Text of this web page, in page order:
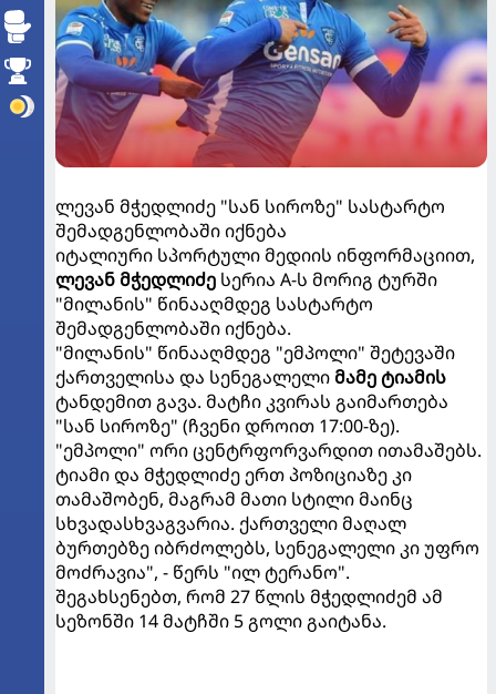
ლევან მჭედლიძე "სან სიროზე" სასტარტო
შემადგენლობაში იქნება
იტალიური სპორტული მედიის ინფორმაციით,
ლევან მჭედლიძე სერია A-ს მორიგ ტურში
"მილანის" წინააღმდეგ სასტარტო
შემადგენლობაში იქნება.
"მილანის" წინააღმდეგ "ემპოლი" შეტევაში
ქართველისა და სენეგალელიმამე ტიამის
ტანდემით გავა. მატჩი კვირას გაიმართება
"სან სიროზე" (ჩვენი დროით 17:00-ზე).
"ემპოლი" ორი ცენტრფორვარდით ითამაშებს.
ტიამი და მჭედლიძე ერთ პოზიციაზე კი
თამაშობენ, მაგრამ მათი სტილი მაინც
სხვადასხვაგვარია. ქართველი მაღალ
ბურთებზე იბრძოლებს, სენეგალელი კი უფრო
მოძრავია", - წერს "ილ ტერანო".
შეგახსენებთ, რომ 27 წლის მჭედლიძემ ამ
სეზონში 14 მატჩში 5 გოლი გაიტანა.